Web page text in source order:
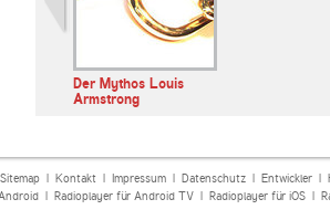
Der Mythos Louis
Armstrong
Sitemap| Kontakt| Impressum| Datenschutz| Entwickler|
| Radioplayer für Android TV| Radioplayer für iOS|